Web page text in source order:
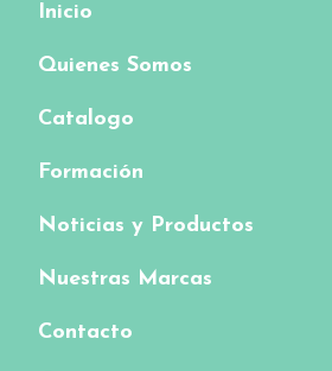
Inicio
Quienes Somos
Catalogo
Formación
Noticias y Productos
Nuestras Marcas
Contacto